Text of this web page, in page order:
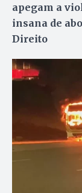
apegam a
insana de
Direito